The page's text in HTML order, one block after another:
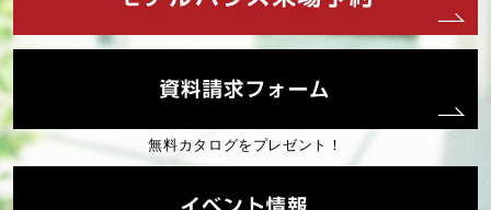
2025年02月 (2)
無料カタログをプレゼント！